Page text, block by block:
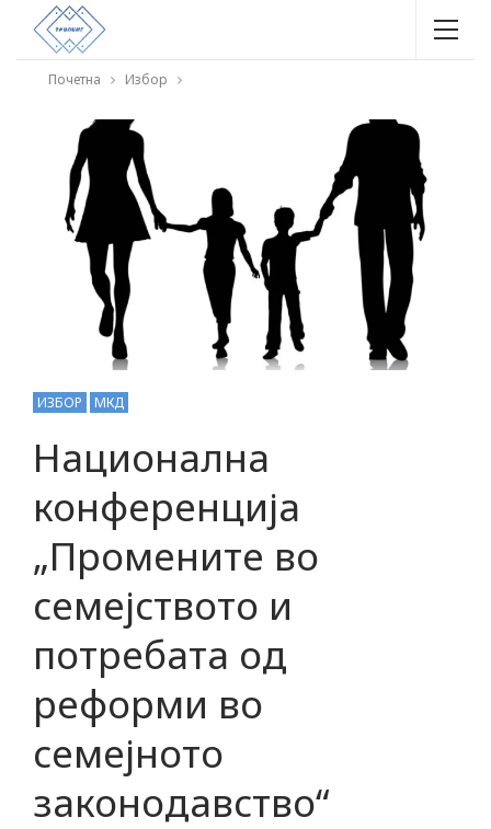
Почетна Избор
ИЗБОР МКД
Национална
конференција
„Промените во
семејството и
потребата од
реформи во
семејното
законодавство“